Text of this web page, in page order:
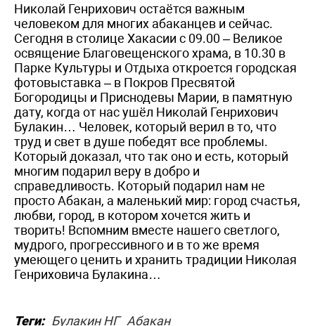
Николай Генрихович остаётся важным
человеком для многих абаканцев и сейчас.
Сегодня в столице Хакасии с 09.00 – Великое
освящение Благовещенского храма, в 10.30 в
Парке Культуры и Отдыха откроется городская
фотовыставка – в Покров Пресвятой
Богородицы и Приснодевы Марии, в памятную
дату, когда от нас ушёл Николай Генрихович
Булакин… Человек, который верил в то, что
труд и свет в душе победят все проблемы.
Который доказал, что так оно и есть, который
многим подарил веру в добро и
справедливость. Который подарил нам не
просто Абакан, а маленький мир: город счастья,
любви, город, в котором хочется жить и
творить! Вспомним вместе нашего светлого,
мудрого, прогрессивного и в то же время
умеющего ценить и хранить традиции Николая
Генриховича Булакина…
Теги: Булакин НГ Абакан